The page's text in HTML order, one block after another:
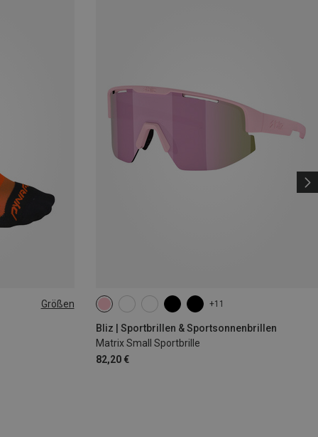
Größen +11
Bliz | Sportbrillen & Sportsonnenbrillen
Matrix Small Sportbrille
82,20 €